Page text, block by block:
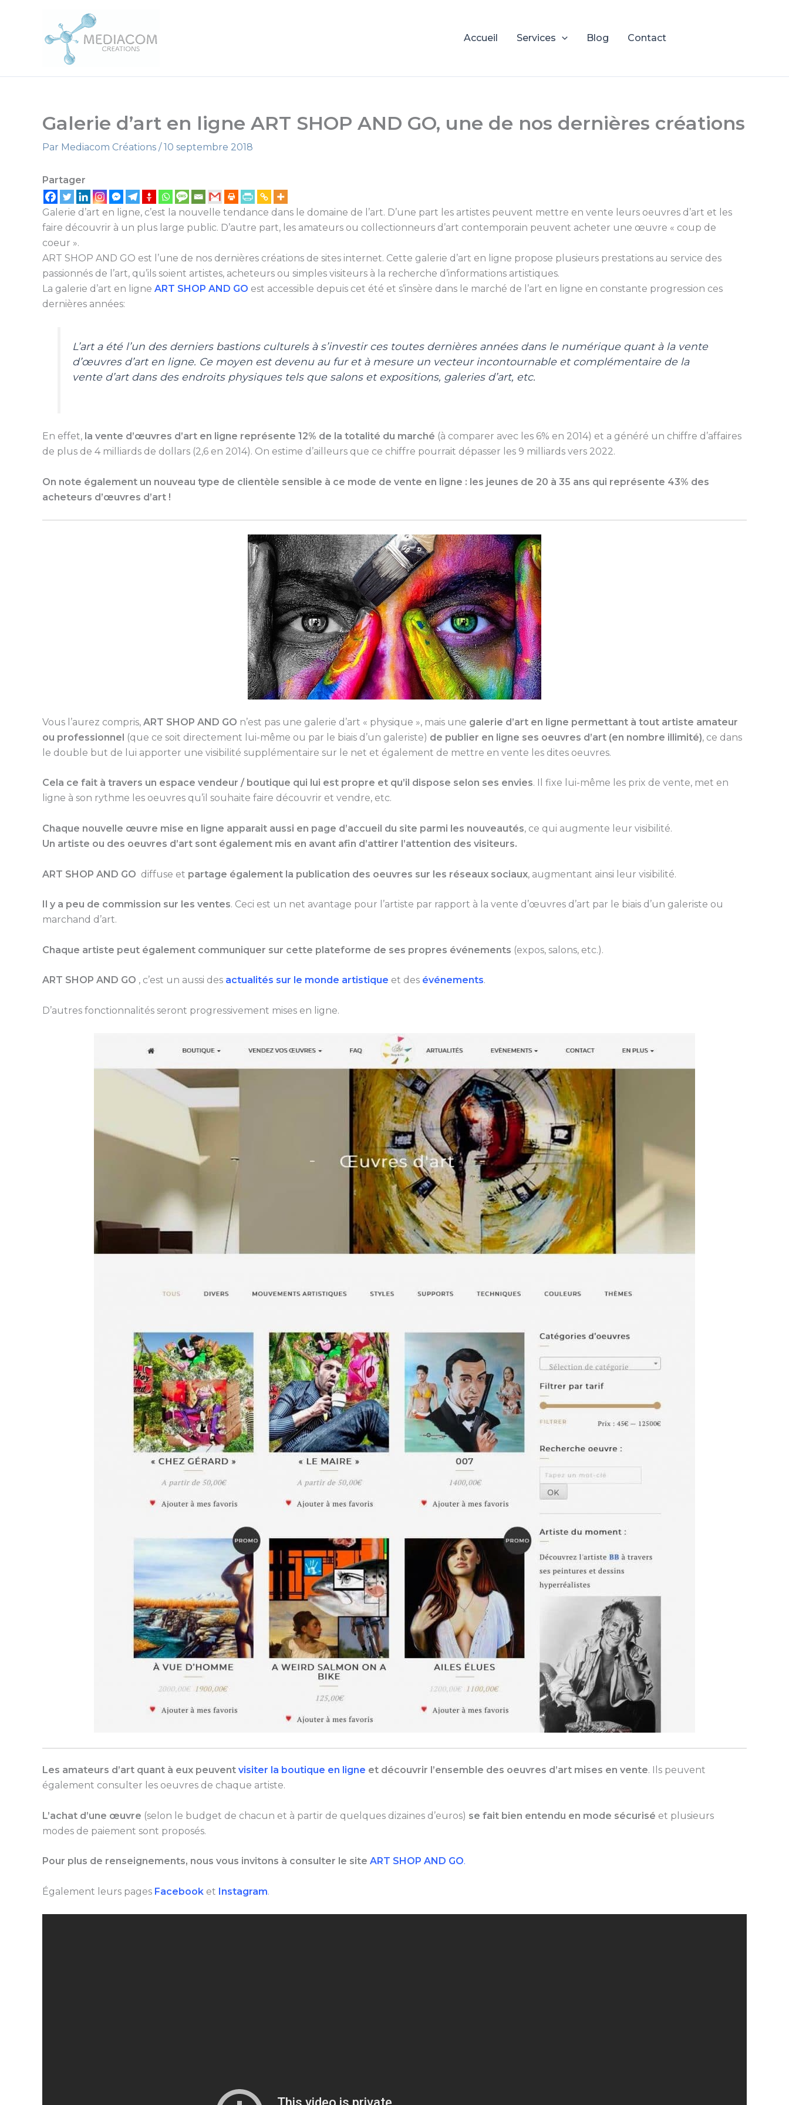
Accueil Services Blog Contact
Galerie d’art en ligne ART SHOP AND GO, une de nos dernières créations
Par Mediacom Créations /10 septembre 2018
Partager
Galerie d’art en ligne, c’est la nouvelle tendance dans le domaine de l’art. D’une part les artistes peuvent mettre en vente leurs oeuvres d’art et les
faire découvrir à un plus large public. D’autre part, les amateurs ou collectionneurs d’art contemporain peuvent acheter une œuvre « coup de
coeur ».
ART SHOP AND GO est l’une de nos dernières créations de sites internet. Cette galerie d’art en ligne propose plusieurs prestations au service des
passionnés de l’art, qu’ils soient artistes, acheteurs ou simples visiteurs à la recherche d’informations artistiques.
La galerie d’art en ligne ART SHOP AND GO est accessible depuis cet été et s’insère dans le marché de l’art en ligne en constante progression ces
dernières années:
L’art a été l’un des derniers bastions culturels à s’investir ces toutes dernières années dans le numérique quant à la vente
d’œuvres d’art en ligne. Ce moyen est devenu au fur et à mesure un vecteur incontournable et complémentaire de la
vente d’art dans des endroits physiques tels que salons et expositions, galeries d’art, etc.
En effet, la vente d’œuvres d’art en ligne représente 12% de la totalité du marché (à comparer avec les 6% en 2014) et a généré un chiffre d’affaires
de plus de 4 milliards de dollars (2,6 en 2014). On estime d’ailleurs que ce chiffre pourrait dépasser les 9 milliards vers 2022.
On note également un nouveau type de clientèle sensible à ce mode de vente en ligne : les jeunes de 20 à 35 ans qui représente 43% des
acheteurs d’œuvres d’art !
Vous l’aurez compris, ART SHOP AND GO n’est pas une galerie d’art « physique », mais une galerie d’art en ligne permettant à tout artiste amateur
ou professionnel (que ce soit directement lui-même ou par le biais d’un galeriste) de publier en ligne ses oeuvres d’art (en nombre illimité), ce dans
le double but de lui apporter une visibilité supplémentaire sur le net et également de mettre en vente les dites oeuvres.
Cela ce fait à travers un espace vendeur / boutique qui lui est propre et qu’il dispose selon ses envies. Il fixe lui-même les prix de vente, met en
ligne à son rythme les oeuvres qu’il souhaite faire découvrir et vendre, etc.
Chaque nouvelle œuvre mise en ligne apparait aussi en page d’accueil du site parmi les nouveautés, ce qui augmente leur visibilité.
Un artiste ou des oeuvres d’art sont également mis en avant afin d’attirer l’attention des visiteurs.
ART SHOP AND GO diffuse et partage également la publication des oeuvres sur les réseaux sociaux, augmentant ainsi leur visibilité.
Il y a peu de commission sur les ventes. Ceci est un net avantage pour l’artiste par rapport à la vente d’œuvres d’art par le biais d’un galeriste ou
marchand d’art.
Chaque artiste peut également communiquer sur cette plateforme de ses propres événements (expos, salons, etc.).
ART SHOP AND GO , c’est un aussi des actualités sur le monde artistique et des événements.
D’autres fonctionnalités seront progressivement mises en ligne.
Les amateurs d’art quant à eux peuvent visiter la boutique en ligne et découvrir l’ensemble des oeuvres d’art mises en vente. Ils peuvent
également consulter les oeuvres de chaque artiste.
L’achat d’une œuvre (selon le budget de chacun et à partir de quelques dizaines d’euros) se fait bien entendu en mode sécurisé et plusieurs
modes de paiement sont proposés.
Pour plus de renseignements, nous vous invitons à consulter le site ART SHOP AND GO.
Également leurs pages Facebook et Instagram.